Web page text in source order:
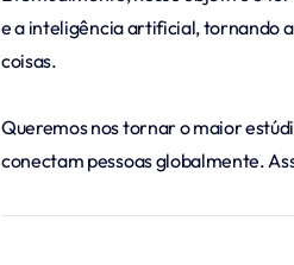
e a inteligência artificial, tornando a
coisas.
Queremos nos tornar o maior
conectam pessoas globalmente.